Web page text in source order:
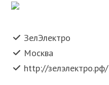
ЗелЭлектро
Москва
http://зелэлектро.рф/